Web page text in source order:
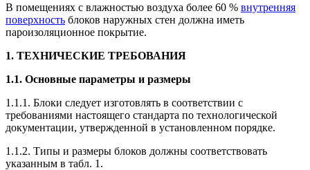
В помещениях с влажностью воздуха более 60 % внутренняя
поверхность блоков наружных стен должна иметь
пароизоляционное покрытие.
1. ТЕХНИЧЕСКИЕ ТРЕБОВАНИЯ
1.1. Основные параметры и размеры
1.1.1. Блоки следует изготовлять в соответствии с
требованиями настоящего стандарта по технологической
документации, утвержденной в установленном порядке.
1.1.2. Типы и размеры блоков должны соответствовать
указанным в табл. 1.